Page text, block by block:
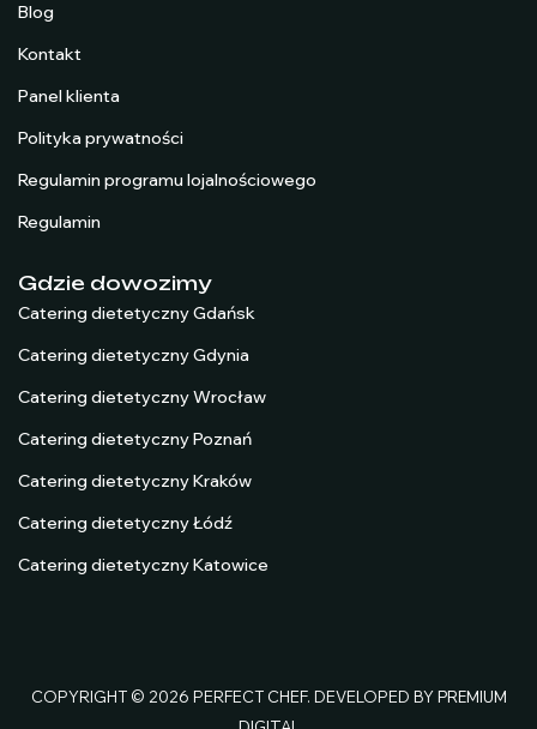
Blog
Kontakt
Panel klienta
Polityka prywatności
Regulamin programu lojalnościowego
Regulamin
Gdzie dowozimy
Catering dietetyczny Gdańsk
Catering dietetyczny Gdynia
Catering dietetyczny Wrocław
Catering dietetyczny Poznań
Catering dietetyczny Kraków
Catering dietetyczny Łódź
Catering dietetyczny Katowice
COPYRIGHT © 2026 PERFECT CHEF. DEVELOPED BYPREMIUM